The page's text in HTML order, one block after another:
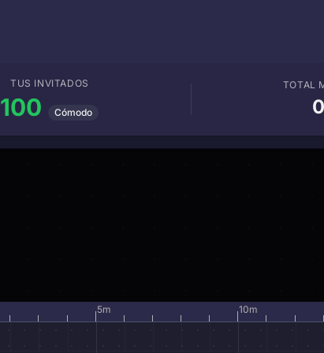
TUS INVITADOS
100 Cómodo
TOTAL
0
5m 10m